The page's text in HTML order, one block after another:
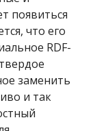
появиться
что его
RDF-
заменить
и так